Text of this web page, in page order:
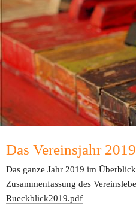
Das Vereinsjahr
Das ganze Jahr 2019 im
Zusammenfassung des
Rueckblick2019.pdf